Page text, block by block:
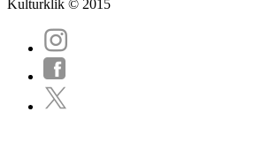
Kulturklik © 2015